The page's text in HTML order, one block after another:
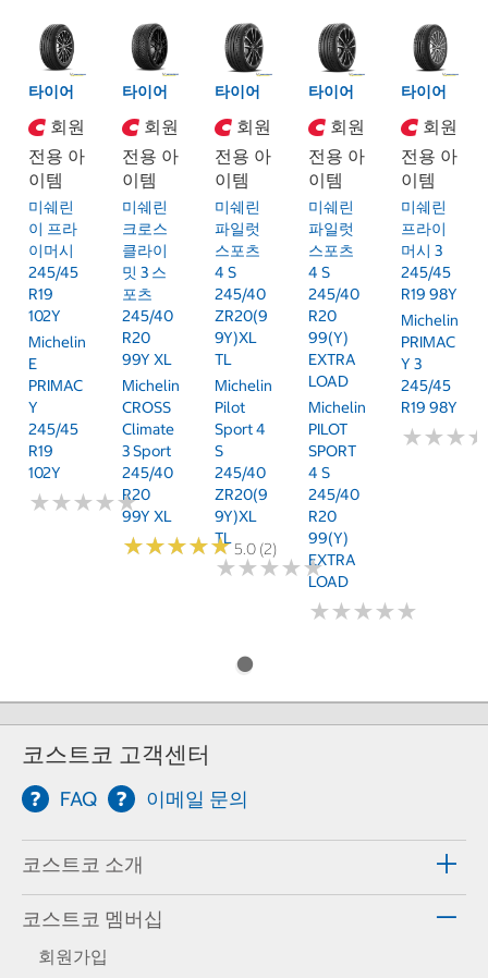
타이어
회원
전용 아
이템
미쉐린
이 프라
이머시
245/45
R19
102Y
Michelin
E
PRIMAC
Y
245/45
R19
102Y
★★★★★
★★★★★
타이어
회원
전용 아
이템
미쉐린
크로스
클라이
밋 3 스
포츠
245/40
R20
99Y XL
Michelin
CROSS
Climate
3 Sport
245/40
R20
99Y XL
★★★★★
★★★★★5.0 (2)
타이어
회원
전용 아
이템
미쉐린
파일럿
스포츠
4 S
245/40
ZR20(9
9Y)XL
TL
Michelin
Pilot
Sport 4
S
245/40
ZR20(9
9Y)XL
TL
★★★★★
★★★★★
타이어
회원
전용 아
이템
미쉐린
파일럿
스포츠
4 S
245/40
R20
99(Y)
EXTRA
LOAD
Michelin
PILOT
SPORT
4 S
245/40
R20
99(Y)
EXTRA
LOAD
★★★★★
★★★★★
타이어
회원
전용 아
이템
미쉐린
프라이
머시 3
245/45
R19 98Y
Michelin
PRIMAC
Y 3
245/45
R19 98Y
★★★
★★★
코스트코 고객센터
FAQ 이메일 문의
코스트코 소개
코스트코 멤버십
회원가입